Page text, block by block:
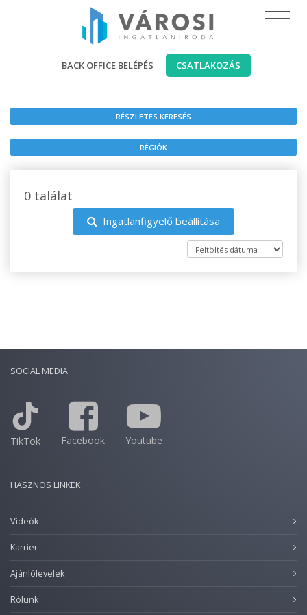
BACK OFFICE BELÉPÉS CSATLAKOZÁS
RÉSZLETES KERESÉS
RÉGIÓK
0 találat
Ingatlanfigyelő beállítása
SOCIAL MEDIA
TikTok Facebook Youtube
HASZNOS LINKEK
Videók
Karrier
Ajánlólevelek
Rólunk